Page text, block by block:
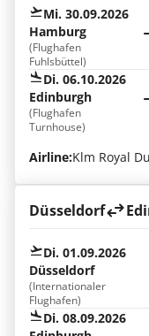
Mi. 30.09.2026
Hamburg
(Flughafen
Fuhlsbüttel)
Di. 06.10.2026
Edinburgh
(Flughafen
Turnhouse)
Airline:Klm Royal
Düsseldorf
Di. 01.09.2026
Düsseldorf
(Internationaler
Flughafen)
Di. 08.09.2026